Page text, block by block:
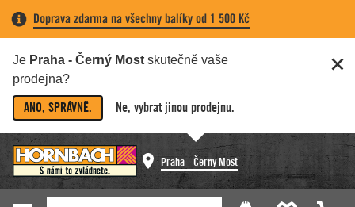
Doprava zdarma na všechny balíky od 1 500 Kč
Je Praha - Černý Most skutečně vaše
prodejna?
ANO, SPRÁVNĚ. Ne, vybrat jinou prodejnu.
Praha - Černý Most